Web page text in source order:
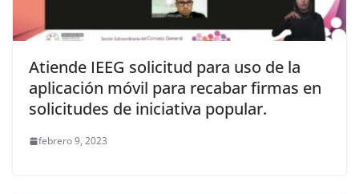
Atiende IEEG solicitud para uso de la
aplicación móvil para recabar firmas en
solicitudes de iniciativa popular.
febrero 9, 2023